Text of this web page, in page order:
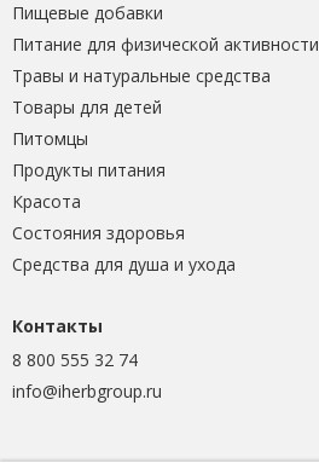
Пищевые добавки
Питание для физической активности
Травы и натуральные средства
Товары для детей
Питомцы
Продукты питания
Красота
Состояния здоровья
Средства для душа и ухода
Контакты
8 800 555 32 74
info@iherbgroup.ru